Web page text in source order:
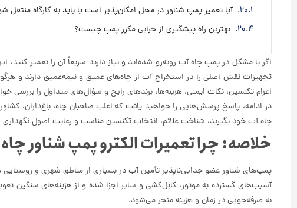
آیا تعمیر پمپ شناور در محل امکان‌پذیر است یا باید به کارگاه منتقل
بهترین راه پیشگیری از خرابی مکرر پمپ چیست؟
اگر با مشکل در پمپ چاه آب روبه‌رو شده‌اید و نیاز دارید سریعاً آن را تعمیر
تجهیزات نقش اصلی را در استخراج آب از چاه‌های عمیق و نیمه‌عمیق دارند و
اعزام تکنسین، نکات ایمنی، هزینه‌ها، برندهای رایج و سؤال‌های متداول را بررسی
در ادامه، پاسخ پرسش‌هایی را خواهید یافت که اغلب صاحبان چاه، باغ‌داران،
چاه آب خود بگیرید، شناخت علائم، انتخاب تکنسین مناسب و رعایت اصول نگهداری
خلاصه: چرا تعمیرات الکترو پمپ شناور
پمپ‌های شناور عضو جدایی‌ناپذیر تأمین آب در بسیاری از مناطق شهری و
آسیب‌های گسترده به موتور، کابل‌کشی و سایر اجزا شده و از هزینه‌های سنگین
به صرفه‌جویی در زمان و هزینه منجر می‌شود.